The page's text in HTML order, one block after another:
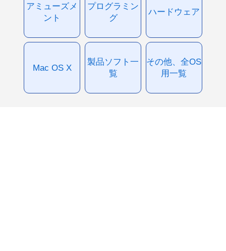
アミューズメ
ント
プログラミン
グ
ハードウェア
Mac OS X
製品ソフト一
覧
その他、全OS
用一覧